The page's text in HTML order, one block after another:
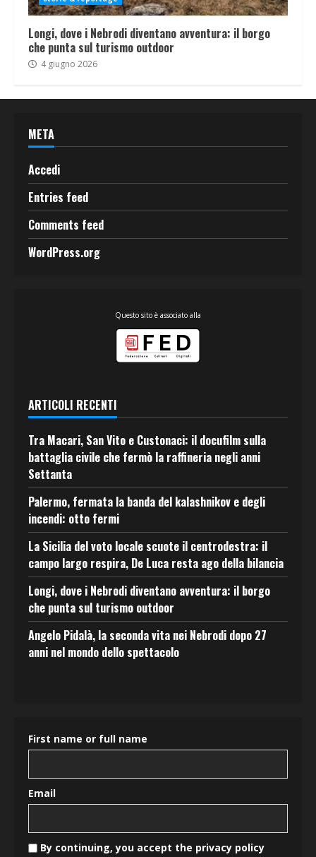
Longi, dove i Nebrodi diventano avventura: il borgo
che punta sul turismo outdoor
4 giugno 2026
META
Accedi
Entries feed
Comments feed
WordPress.org
Questo sito è associato alla
ARTICOLI RECENTI
Tra Macari, San Vito e Custonaci: il docufilm sulla
battaglia civile che fermò la raffineria negli anni
Settanta
Palermo, fermata la banda del kalashnikov e degli
incendi: otto fermi
La Sicilia del voto locale scuote il centrodestra: il
campo largo respira, De Luca resta ago della bilancia
Longi, dove i Nebrodi diventano avventura: il borgo
che punta sul turismo outdoor
Angelo Pidalà, la seconda vita nei Nebrodi dopo 27
anni nel mondo dello spettacolo
First name or full name
Email
By continuing, you accept the privacy policy